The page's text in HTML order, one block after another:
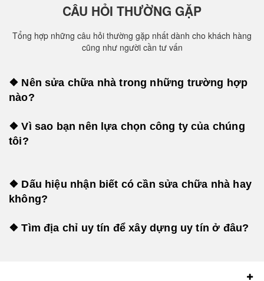
CÂU HỎI THƯỜNG GẶP
Tổng hợp những câu hỏi thường gặp nhất dành cho khách hàng
cũng như người cần tư vấn
❖ Nên sửa chữa nhà trong những trường hợp
nào?
❖ Vì sao bạn nên lựa chọn công ty của chúng
tôi?
❖ Dấu hiệu nhận biết có cần sửa chữa nhà hay
không?
❖ Tìm địa chỉ uy tín để xây dựng uy tín ở đâu?